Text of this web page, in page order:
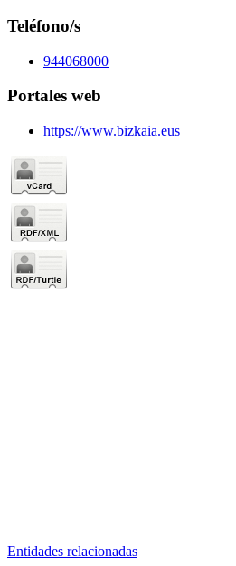
Teléfono/s
944068000
Portales web
https://www.bizkaia.eus
Entidades relacionadas